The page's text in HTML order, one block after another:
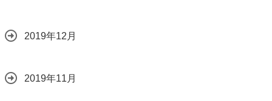
2019年12月
2019年11月